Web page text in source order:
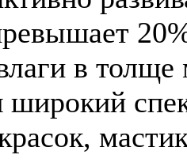
в толще
широкий